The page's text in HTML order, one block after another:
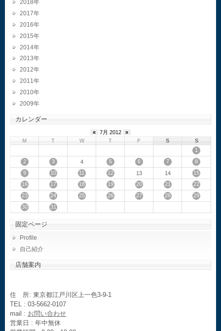
2018
2017
2016
2015
2014
2013
2012
2011
2010
2009
カレンダー
« 7月 2012
»
M
T W T F S
S
1
2
3 4 5 6 7
8
9
10 11 12 13 14
15
16
17 18 19 20 21
22
23
24 25 26 27 28
29
30
31
固定ページ
Profile
自己紹介
店舗案内
住 所: 東京都江戸川区上一色3-9-1
TEL : 03-5662-0107
mail : お問い合わせ
営業日 : 年中無休